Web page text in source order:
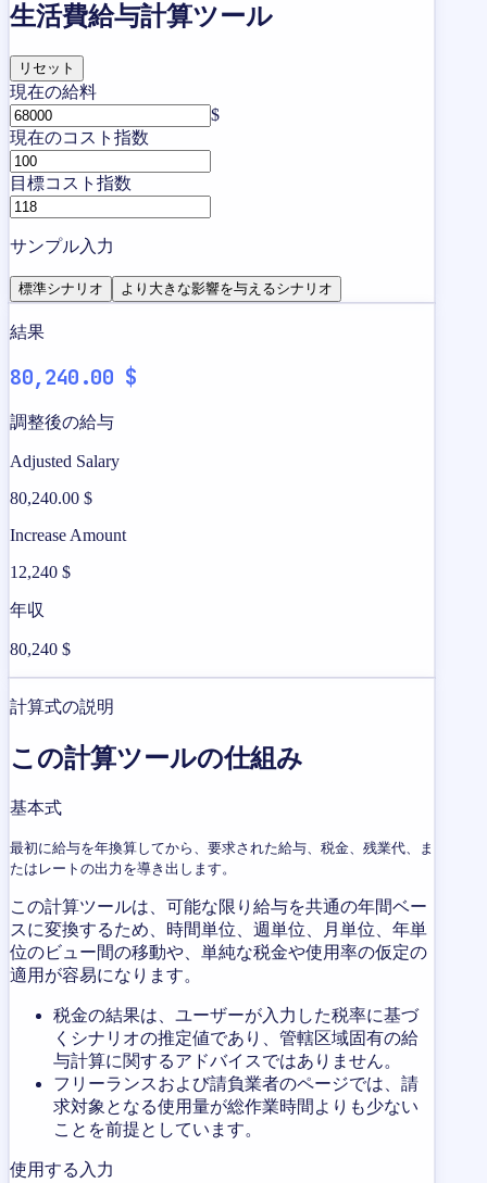
生活費給与計算ツール
リセット
現在の給料
$
現在のコスト指数
目標コスト指数
サンプル入力
標準シナリオ より大きな影響を与えるシナリオ
結果
80,240.00 $
調整後の給与
Adjusted Salary
80,240.00 $
Increase Amount
12,240 $
年収
80,240 $
計算式の説明
この計算ツールの仕組み
基本式
最初に給与を年換算してから、要求された給与、税金、残業代、ま
たはレートの出力を導き出します。
この計算ツールは、可能な限り給与を共通の年間ベー
スに変換するため、時間単位、週単位、月単位、年単
位のビュー間の移動や、単純な税金や使用率の仮定の
適用が容易になります。
税金の結果は、ユーザーが入力した税率に基づ
くシナリオの推定値であり、管轄区域固有の給
与計算に関するアドバイスではありません。
フリーランスおよび請負業者のページでは、請
求対象となる使用量が総作業時間よりも少ない
ことを前提としています。
使用する入力